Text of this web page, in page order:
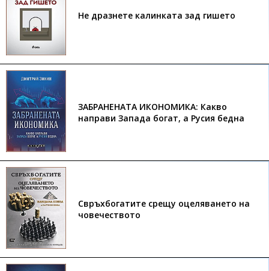
Не дразнете калинката зад гишето
ЗАБРАНЕНАТА ИКОНОМИКА: Какво
направи Запада богат, а Русия бедна
Свръхбогатите срещу оцеляването на
човечеството